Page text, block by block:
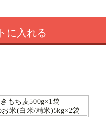
に入れる
もち麦500g×1袋
お米(白米/精米)5kg×2袋